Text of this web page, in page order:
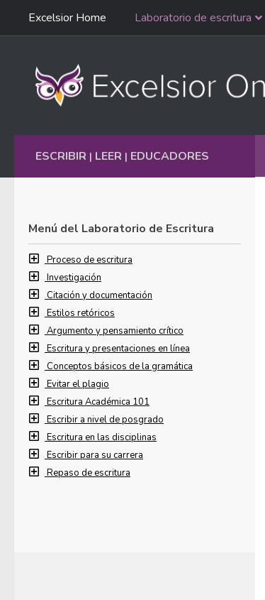
Ir al contenido
navegación
Excelsior Home Laboratorio de escritura
ESCRIBIR | LEER | EDUCADORES
Menú del Laboratorio de Escritura
Proceso de escritura
Investigación
Citación y documentación
Estilos retóricos
Argumento y pensamiento crítico
Escritura y presentaciones en línea
Conceptos básicos de la gramática
Evitar el plagio
Escritura Académica 101
Escribir a nivel de posgrado
Escritura en las disciplinas
Escribir para su carrera
Repaso de escritura